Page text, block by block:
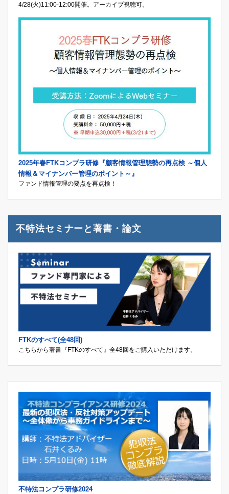
4/28(火)11:00-12:00開催。アーカイブ視聴可。
2025年春FTKコンプラ研修『顧客情報管理態勢の再点検 ～個人
情報＆マイナンバー管理のポイント～』
ファンド情報管理の要点を再点検！
不特法セミナーと著書・論文
FTKのすべて(全48回)
こちらから著書『FTKのすべて』全48回をご購入いただけます。
不特法コンプラ研修2024